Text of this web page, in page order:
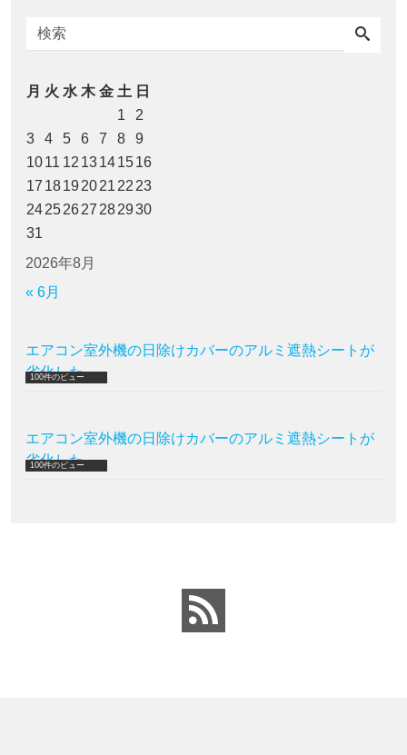
2026年8月
月 火 水 木 金 土 日
1
2
3
4 5 6 7 8
9
1011 12 13141516
17 18192021 22 23
24252627 282930
31
« 6月
エアコン室外機の日除けカバーのアルミ遮熱シートが
劣化した
100件のビュー
エアコン室外機の日除けカバーのアルミ遮熱シートが
劣化した
100件のビュー